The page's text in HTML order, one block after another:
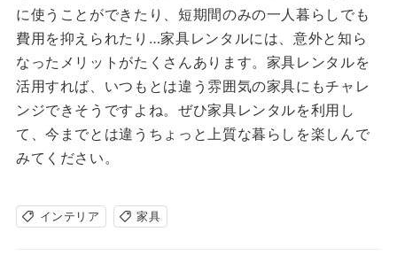
に使うことができたり、短期間のみの一人暮らしでも
費用を抑えられたり…家具レンタルには、意外と知ら
なったメリットがたくさんあります。家具レンタルを
活用すれば、いつもとは違う雰囲気の家具にもチャレ
ンジできそうですよね。ぜひ家具レンタルを利用し
て、今までとは違うちょっと上質な暮らしを楽しんで
みてください。
インテリア 家具